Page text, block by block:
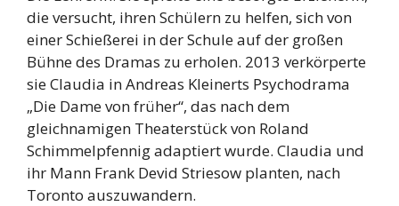
die versucht, ihren Schülern zu helfen, sich von
einer Schießerei in der Schule auf der großen
Bühne des Dramas zu erholen. 2013 verkörperte
sie Claudia in Andreas Kleinerts Psychodrama
„Die Dame von früher“, das nach dem
gleichnamigen Theaterstück von Roland
Schimmelpfennig adaptiert wurde. Claudia und
ihr Mann Frank Devid Striesow planten, nach
Toronto auszuwandern.